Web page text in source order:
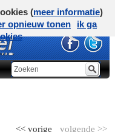
volgende >>
<< vorige
(meer informatie)
opnieuw tonen
ik ga